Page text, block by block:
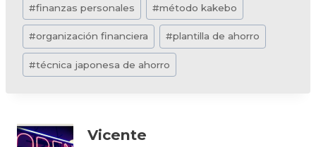
la
entrada:
#finanzas personales #método kakebo
#organización financiera #plantilla de ahorro
#técnica japonesa de ahorro
Vicente